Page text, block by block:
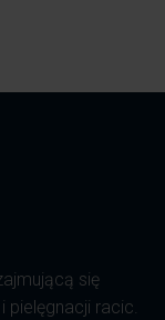
się
pielęgnacji racic.